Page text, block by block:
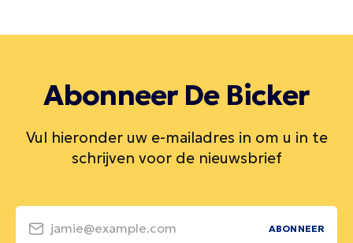
Abonneer De Bicker
Vul hieronder uw e-mailadres in om u in te
schrijven voor de nieuwsbrief
jamie@example.com ABONNEER